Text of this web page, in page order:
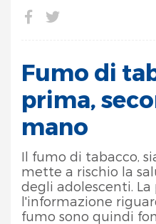
Fumo di
prima,
mano
Il fumo di tabacco,
mette a rischio la
degli adolescenti. La
l'informazione
fumo sono quindi